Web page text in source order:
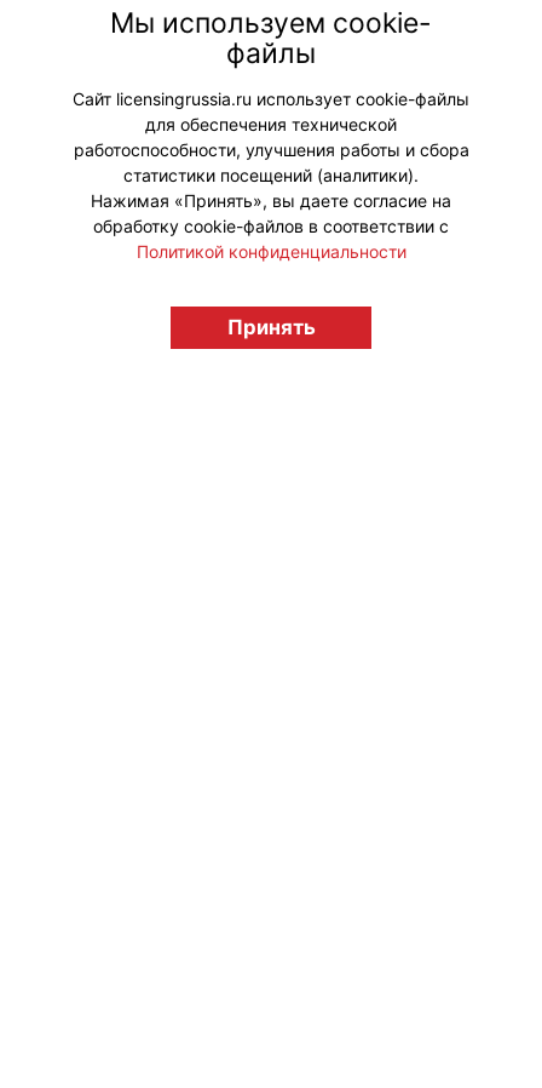
летнюю ночь» мультсериала
«Шушумагия». Проект был признан
лучшим анимационным сериалом
фестиваля.
#ПродвижениеБренда #Премии
licensingrussia.ru, 2009-2026 12+
Мы используем cookie-
файлы
Сайт licensingrussia.ru использует cookie-файлы
для обеспечения технической
работоспособности, улучшения работы и сбора
статистики посещений (аналитики).
Нажимая «Принять», вы даете согласие на
обработку cookie-файлов в соответствии с
Политикой конфиденциальности
Принять